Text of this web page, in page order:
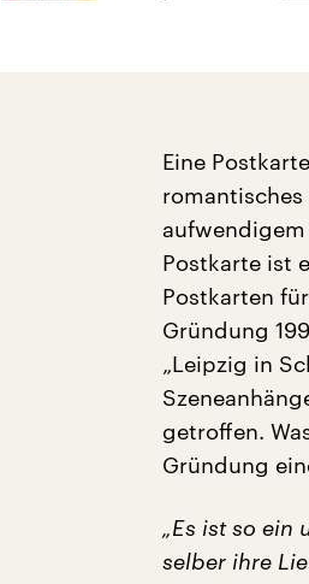
Eine
Postkarte ist
Postkarten
Gründung
„Leipzig in
getroffen.
Gründung
„Es ist so ein
selber ihre